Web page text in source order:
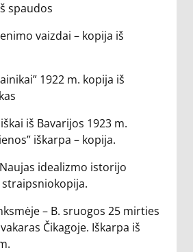
spaudos
vaizdai – kopija iš
1922 m. kopija iš
iš Bavarijos 1923 m.
iškarpa – kopija.
idealizmo istorijo
straipsniokopija.
– B. sruogos 25 mirties
Čikagoje. Iškarpa iš